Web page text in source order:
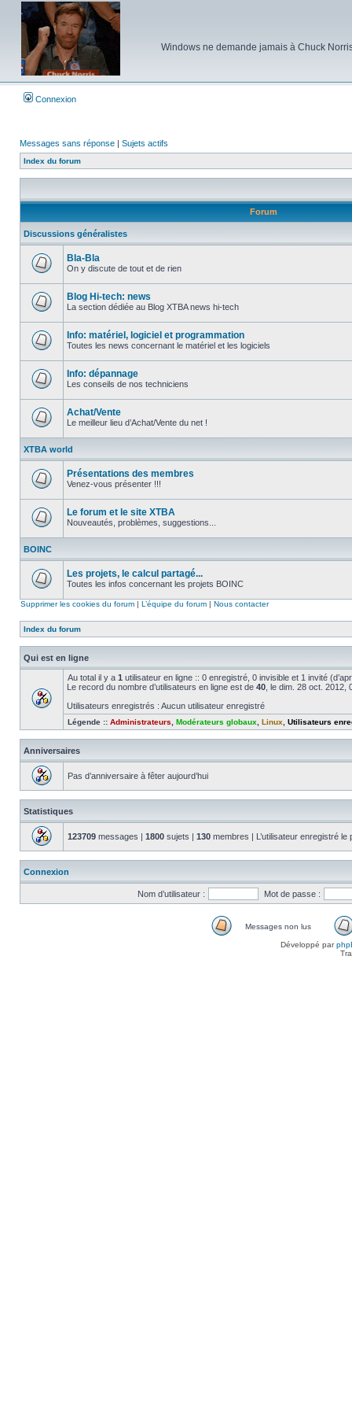
Windows ne demande jamais à Chuck
Connexion
Messages sans réponse | Sujets actifs
Index du forum
Forum
Discussions généralistes
message
non
Bla-Bla
On y discute de tout et de rien
message
non
Blog Hi-tech: news
La section dédiée au Blog XTBA news hi-tech
message
non
Info: matériel, logiciel et programmation
Toutes les news concernant le matériel et les logiciels
message
non
Info: dépannage
Les conseils de nos techniciens
message
non
lu
Achat/Vente
Le meilleur lieu d’Achat/Vente du net !
XTBA world
message
non
Présentations des membres
Venez-vous présenter !!!
message
lu
Le forum et le site XTBA
Nouveautés, problèmes, suggestions...
BOINC
message
Les projets, le calcul partagé...
Toutes les infos concernant les projets BOINC
Supprimer les cookies du forum | L’équipe du forum | Nous contacter
Index du forum
Qui est en ligne
Au total il y a 1 utilisateur en ligne :: 0 enregistré, 0 invisible et 1 invité
Le record du nombre d’utilisateurs en ligne est de 40 , le dim. 28 oct. 2012,
Utilisateurs enregistrés : Aucun utilisateur enregistré
Légende :: Administrateurs Modérateurs globaux Linux Utilisateurs
Anniversaires
Pas d’anniversaire à fêter aujourd’hui
Statistiques
123709 messages | 1800 sujets | 130 membres | L’utilisateur enregistré
Connexion
Nom d’utilisateur : Mot de passe :
Messages non lus
Développé par